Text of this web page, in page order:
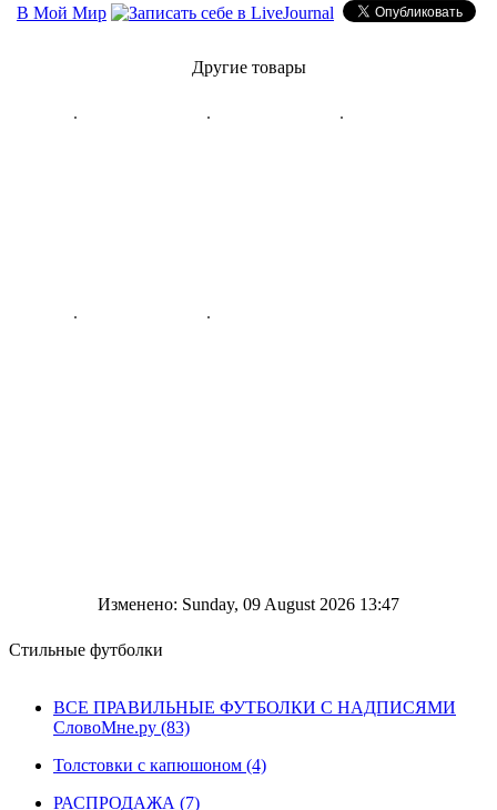
В Мой Мир
Другие товары
Изменено: Sunday, 09 August 2026 13:47
Стильные футболки
ВСЕ ПРАВИЛЬНЫЕ ФУТБОЛКИ С НАДПИСЯМИ
СловоМне.ру (83)
Толстовки с капюшоном (4)
РАСПРОДАЖА (7)